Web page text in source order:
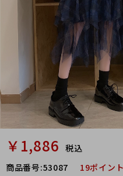
￥1,886 税込
商品番号:53087 19ポイン